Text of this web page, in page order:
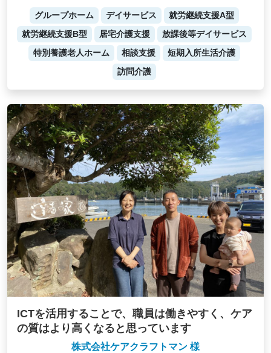
グループホーム デイサービス
就労継続支援A型
就労継続支援B型
居宅介護支援
放課後等デイサービス
特別養護老人ホーム
相談支援
短期入所生活介護
訪問介護
ICTを活用することで、職員は働きやすく、ケア
の質はより高くなると思っています
株式会社ケアクラフトマン 様